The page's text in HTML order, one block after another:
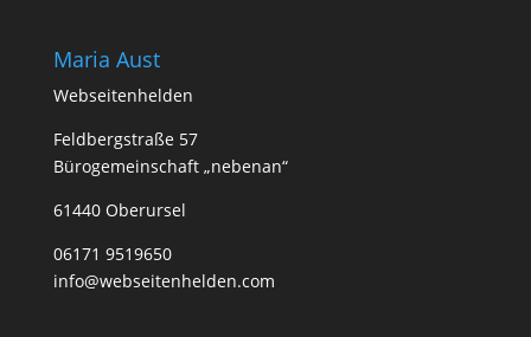
Maria Aust
Webseitenhelden
Feldbergstraße 57
Bürogemeinschaft „nebenan“
61440 Oberursel
06171 9519650
info@webseitenhelden.com